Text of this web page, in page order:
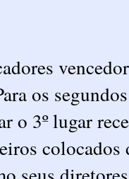
os
o 3º lugar
colocados